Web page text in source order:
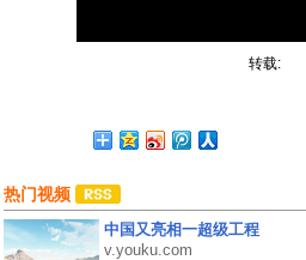
转载:
热门视频
中国又亮相一超级工程
v.youku.com